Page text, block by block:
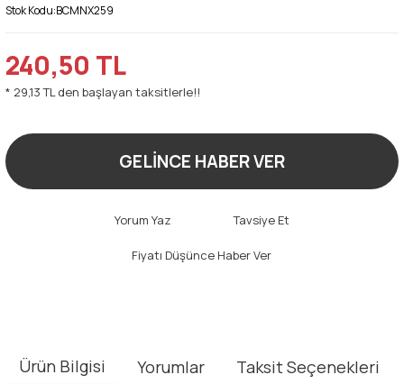
Stok Kodu:BCMNX259
240,50 TL
* 29,13 TL den başlayan taksitlerle!!
GELİNCE HABER VER
Yorum Yaz Tavsiye Et
Fiyatı Düşünce Haber Ver
Ürün Bilgisi Yorumlar Taksit Seçenekleri